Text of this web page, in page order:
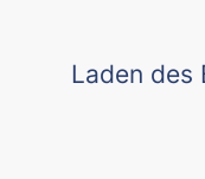
Laden des